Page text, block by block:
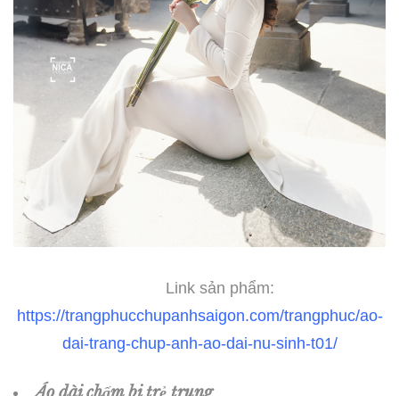
Link sản phẩm:
https://trangphucchupanhsaigon.com/trangphuc/ao-
dai-trang-chup-anh-ao-dai-nu-sinh-t01/